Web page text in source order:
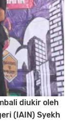
diukir oleh
(IAIN) Syekh